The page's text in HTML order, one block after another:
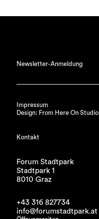
Newsletter-Anmeldung
Impressum
Design: From Here On Studio
Kontakt
Forum Stadtpark
Stadtpark 1
8010 Graz
+43 316 827734
info@forumstadtpark.at